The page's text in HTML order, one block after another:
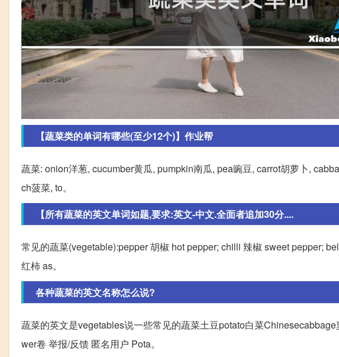
【蔬菜类的单词有哪些(至少12个)】作业帮
蔬菜: onion洋葱, cucumber黄瓜, pumpkin南瓜, pea豌豆, carrot胡萝卜,
ch菠菜, to。
【所有蔬菜的英文单词如题,要求:英文-中文.全面者追加30分....
常见的蔬菜(vegetable):pepper 胡椒 hot pepper; chilli 辣椒 sweet pepper;
红柿 as。
各种蔬菜的英文名称怎么说?
蔬菜的英文是vegetables说一些常见的蔬菜土豆potato白菜
wer卷 举报/反馈 匿名用户 Pota。